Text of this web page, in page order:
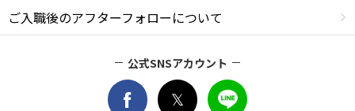
ご入職後のアフターフォローについて
公式SNSアカウント